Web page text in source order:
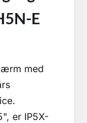
E
med
er IP5X-